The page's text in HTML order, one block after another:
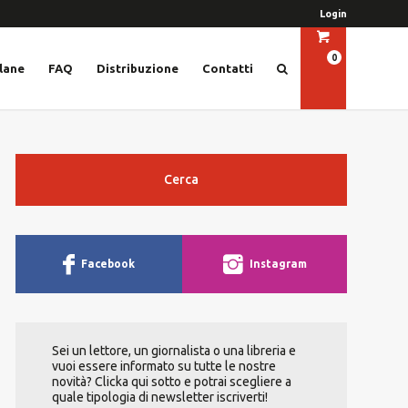
Login
FAQ Distribuzione Contatti
0
Cerca
Facebook Instagram
Sei un lettore, un giornalista o una libreria e
vuoi essere informato su tutte le nostre
novità? Clicka qui sotto e potrai scegliere a
quale tipologia di newsletter iscriverti!